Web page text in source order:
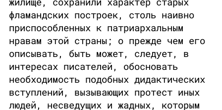
фламандских построек, столь наивно
приспособленных к патриархальным
нравам этой страны; о прежде чем его
описывать, быть может, следует, в
интересах писателей, обосновать
необходимость подобных дидактических
вступлений, вызывающих протест иных
людей, несведущих и жадных, которым